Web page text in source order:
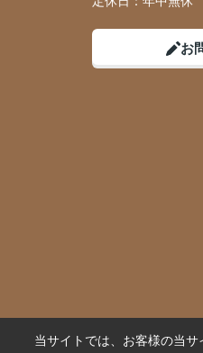
お
当サイトでは、お客様の当